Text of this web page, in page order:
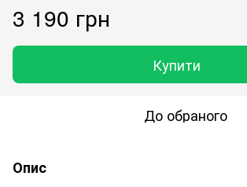
3 190 грн
Купити
До обраного
Опис